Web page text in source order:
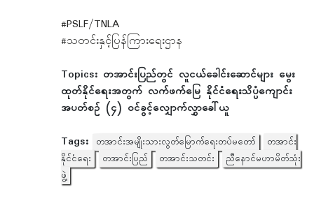
#PSLF/TNLA
#သတင်းနှင့်ပြန်ကြားရေးဌာန
Topics:တအာင်းပြည်တွင် လူငယ်ခေါင်းဆောင်များ မွေး
ထုတ်နိုင်ရေးအတွက် လက်ဖက်မြေ နိုင်ငံရေးသိပ္ပံကျောင်း
အပတ်စဉ် (၄) ဝင်ခွင့်လျှောက်လွှာခေါ်ယူ
Tags:
တအာင်းအမျိုးသားလွတ်မြောက်ရေးတပ်မတော်
တအာင်း
နိုင်ငံရေး
တအာင်းပြည် တအာင်းသတင်း
ညီနောင်မဟာမိတ်သုံး
ဖွဲ့